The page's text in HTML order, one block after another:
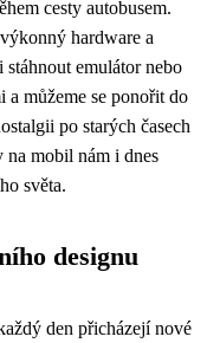
cesty autobusem.
hardware a
emulátor nebo
a můžeme se ponořit do
po starých časech
na mobil nám i dnes
světa.
designu
den přicházejí nové